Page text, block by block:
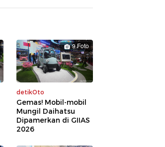
9 Foto
detikOto
Gemas! Mobil-mobil
Mungil Daihatsu
Dipamerkan di GIIAS
2026